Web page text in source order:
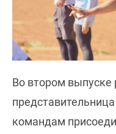
Во втором выпуске
командам